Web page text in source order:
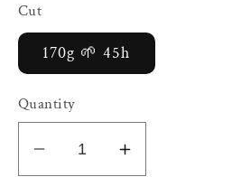
Cut
170g 🌱 45h
Quantity
DecreaseIncrease